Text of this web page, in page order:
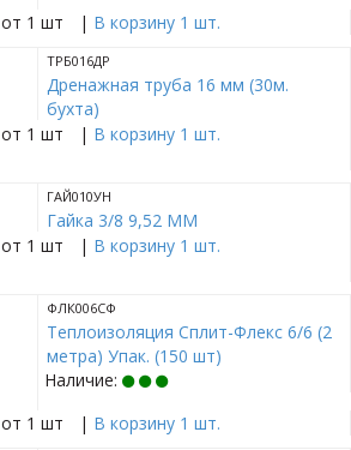
от 1 шт | В корзину 1 шт.
ТРБ016ДР
Дренажная труба 16 мм (30м.
бухта)
от 1 шт | В корзину 1 шт.
ГАЙ010УН
Гайка 3/8 9,52 ММ
от 1 шт | В корзину 1 шт.
ФЛК006СФ
Теплоизоляция Сплит-Флекс 6/6 (2
метра) Упак. (150 шт)
от 1 шт | В корзину 1 шт.
Наличие: